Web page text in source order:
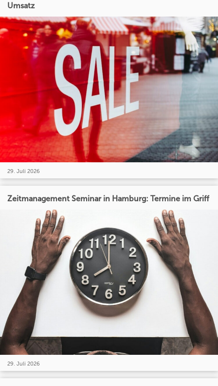
Umsatz
29. Juli 2026
Zeitmanagement Seminar in Hamburg: Termine im Griff
29. Juli 2026